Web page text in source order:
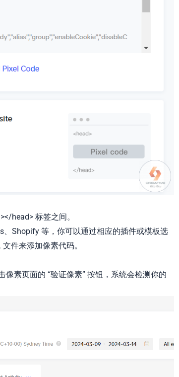
head> 标签之间。
、Shopify 等，你可以通过相应的插件或模板选
件来添加像素代码。
素页面的 “验证像素” 按钮，系统会检测你的